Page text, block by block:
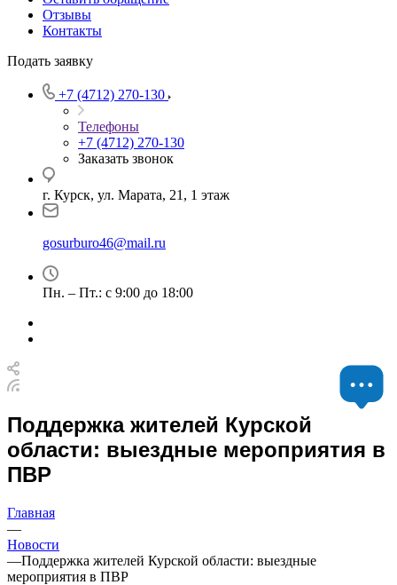
Отзывы
Контакты
Подать заявку
+7 (4712) 270-130
Телефоны
+7 (4712) 270-130
Заказать звонок
г. Курск, ул. Марата, 21, 1 этаж
gosurburo46@mail.ru
Пн. – Пт.: с 9:00 до 18:00
Поддержка жителей Курской
области: выездные мероприятия в
ПВР
Главная
—
Новости
—Поддержка жителей Курской области: выездные
мероприятия в ПВР